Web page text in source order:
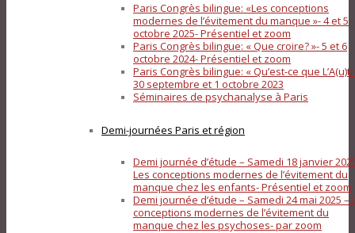
Paris Congrès bilingue: «Les conceptions
modernes de l’évitement du manque »- 4 et 5
octobre 2025- Présentiel et zoom
Paris Congrès bilingue: « Que croire? »- 5 et 6
octobre 2024- Présentiel et zoom
Paris Congrès bilingue: « Qu’est-ce que
30 septembre et 1 octobre 2023
Séminaires de psychanalyse à Paris
Demi-journées Paris et région
Demi journée d’étude – Samedi 18 janvier
Les conceptions modernes de l’évitement du
manque chez les enfants- Présentiel et zoom
Demi journée d’étude – Samedi 24 mai 2025 –
conceptions modernes de l’évitement du
manque chez les psychoses- par zoom